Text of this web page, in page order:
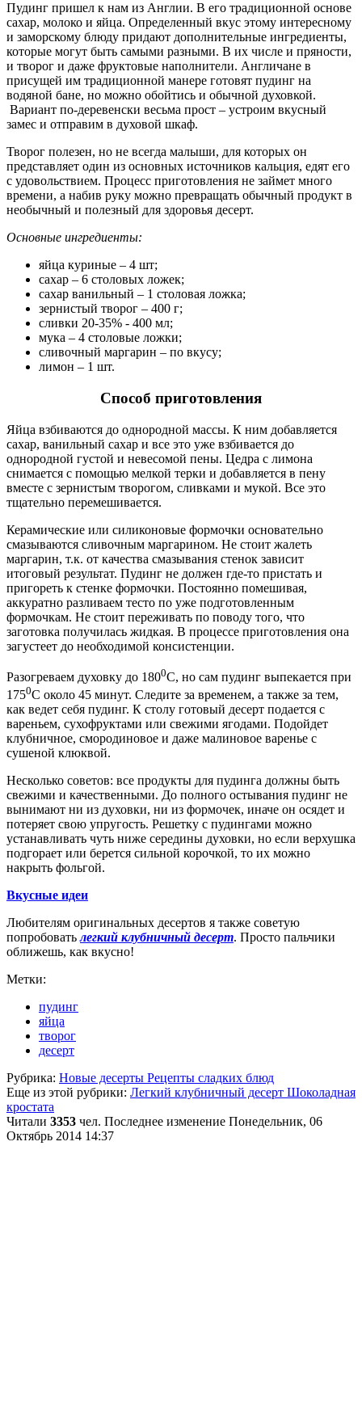
Пудинг пришел к нам из Англии. В его традиционной основе
сахар, молоко и яйца. Определенный вкус этому интересному
и заморскому блюду придают дополнительные ингредиенты,
которые могут быть самыми разными. В их числе и пряности,
и творог и даже фруктовые наполнители. Англичане в
присущей им традиционной манере готовят пудинг на
водяной бане, но можно обойтись и обычной духовкой.
Вариант по-деревенски весьма прост – устроим вкусный
замес и отправим в духовой шкаф.
Творог полезен, но не всегда малыши, для которых он
представляет один из основных источников кальция, едят его
с удовольствием. Процесс приготовления не займет много
времени, а набив руку можно превращать обычный продукт в
необычный и полезный для здоровья десерт.
Основные ингредиенты:
яйца куриные – 4 шт;
сахар – 6 столовых ложек;
сахар ванильный – 1 столовая ложка;
зернистый творог – 400 г;
сливки 20-35% - 400 мл;
мука – 4 столовые ложки;
сливочный маргарин – по вкусу;
лимон – 1 шт.
Способ приготовления
Яйца взбиваются до однородной массы. К ним добавляется
сахар, ванильный сахар и все это уже взбивается до
однородной густой и невесомой пены. Цедра с лимона
снимается с помощью мелкой терки и добавляется в пену
вместе с зернистым творогом, сливками и мукой. Все это
тщательно перемешивается.
Керамические или силиконовые формочки основательно
смазываются сливочным маргарином. Не стоит жалеть
маргарин, т.к. от качества смазывания стенок зависит
итоговый результат. Пудинг не должен где-то пристать и
пригореть к стенке формочки. Постоянно помешивая,
аккуратно разливаем тесто по уже подготовленным
формочкам. Не стоит переживать по поводу того, что
заготовка получилась жидкая. В процессе приготовления она
загустеет до необходимой консистенции.
Разогреваем духовку до 1800С, но сам пудинг выпекается при
1750С около 45 минут. Следите за временем, а также за тем,
как ведет себя пудинг. К столу готовый десерт подается с
вареньем, сухофруктами или свежими ягодами. Подойдет
клубничное, смородиновое и даже малиновое варенье с
сушеной клюквой.
Несколько советов: все продукты для пудинга должны быть
свежими и качественными. До полного остывания пудинг не
вынимают ни из духовки, ни из формочек, иначе он осядет и
потеряет свою упругость. Решетку с пудингами можно
устанавливать чуть ниже середины духовки, но если верхушка
подгорает или берется сильной корочкой, то их можно
накрыть фольгой.
Вкусные идеи
Любителям оригинальных десертов я также советую
попробоватьлегкий клубничный десерт. Просто пальчики
оближешь, как вкусно!
Метки:
пудинг
яйца
творог
десерт
Рубрика: Новые десерты Рецепты сладких блюд
Еще из этой рубрики: Легкий клубничный десерт Шоколадная
кростата
Читали 3353 чел. Последнее изменение Понедельник, 06
Октябрь 2014 14:37